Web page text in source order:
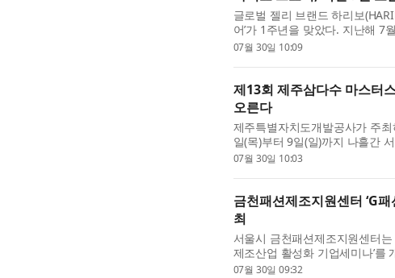
글로벌 젤리 브랜드 하리보
어’가 1주년을 맞았다. 지난해 7
이후 올해 6월까지 1년간 누적
07월 30일 10:09
제13회 제주삼다수 마스터
오른다
제주특별자치도개발공사가 주최
일(목)부터 9일(일)까지 나흘간
다. 총상금 10억원, 우승상금 1억
07월 30일 10:03
금천패션제조지원센터 ‘G
최
서울시 금천패션제조지원센터
제조산업 활성화 기업세미나’를
학교, 한국섬유산업연합회, 한국
07월 30일 09:32